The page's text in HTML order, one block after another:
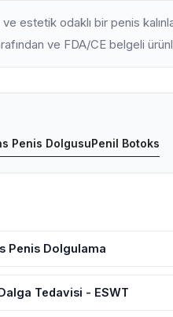
estetik odaklı bir penis
ve FDA/CE belgeli
Penis DolgusuPenil Botoks
Penis Dolgulama
Tedavisi - ESWT